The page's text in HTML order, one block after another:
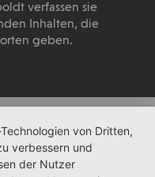
verfassen sie
Inhalten, die
geben.
von Dritten,
verbessern und
der Nutzer